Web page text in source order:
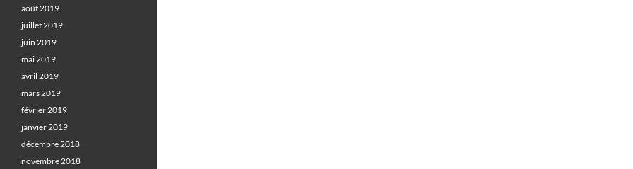
août 2019
juillet 2019
juin 2019
mai 2019
avril 2019
mars 2019
février 2019
janvier 2019
décembre 2018
novembre 2018